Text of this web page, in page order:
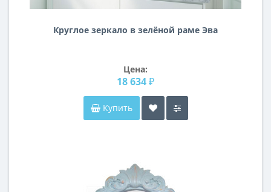
Круглое зеркало в зелёной раме Эва
Цена:
18 634 ₽
Купить